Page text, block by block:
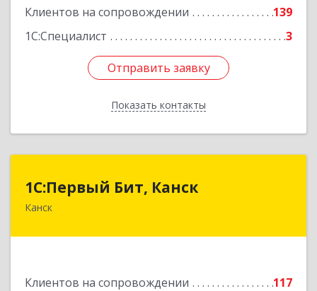
Клиентов на сопровождении
139
1С:Специалист
3
Отправить заявку
Показать контакты
Отправить заявку
Назад
1С:Первый Бит, Канск
Канск
Клиентов на сопровождении 117